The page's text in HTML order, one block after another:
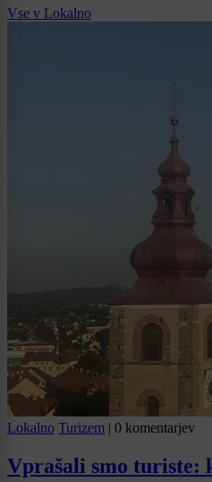
Vse v Lokalno
Lokalno Turizem | 0 komentarjev
Vprašali smo